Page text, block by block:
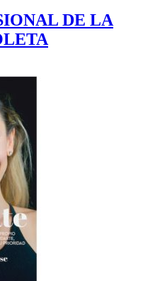
DE LA